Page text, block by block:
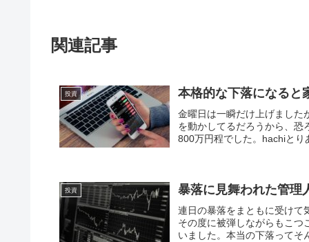
関連記事
投資 本格的な下落になると
金曜日は一瞬だけ上げまし
を動かしてるだろうから、恐
800万円程でした。hachiとり
投資 暴落に見舞われた管
連日の暴落をまともに受けて
その度に被弾しながらもこつ
いました。本当の下落ってそ